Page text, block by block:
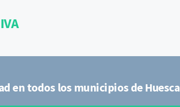
en todos los municipios de Huesca